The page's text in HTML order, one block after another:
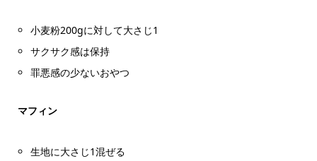
小麦粉200gに対して大さじ1
サクサク感は保持
罪悪感の少ないおやつ
マフィン
生地に大さじ1混ぜる